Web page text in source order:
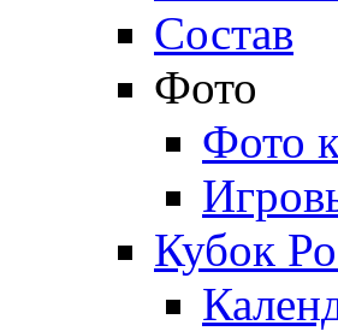
Состав
Фото
Фото
Кубок